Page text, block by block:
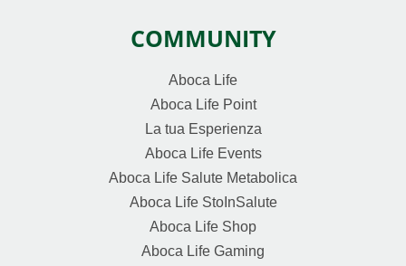
COMMUNITY
Aboca Life
Aboca Life Point
La tua Esperienza
Aboca Life Events
Aboca Life Salute Metabolica
Aboca Life StoInSalute
Aboca Life Shop
Aboca Life Gaming